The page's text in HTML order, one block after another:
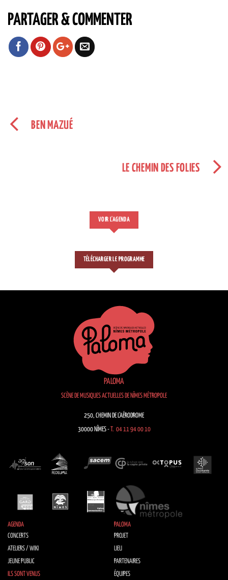
PARTAGER & COMMENTER
BEN MAZUÉ
LE CHEMIN DES FOLIES
VOIR L'AGENDA
TÉLÉCHARGER LE PROGRAMME
PALOMA
SCÈNE DE MUSIQUES ACTUELLES DE NÎMES MÉTROPOLE
250, CHEMIN DE L’AÉRODROME
30000 NÎMES - T. 04 11 94 00 10
AGENDA
CONCERTS
ATELIERS / WIKI
JEUNE PUBLIC
ILS SONT VENUS
PALOMA
PROJET
LIEU
PARTENAIRES
ÉQUIPES